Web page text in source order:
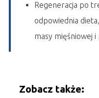
Regeneracja po
odpowiednia
masy mięśniowej
Zobacz także: